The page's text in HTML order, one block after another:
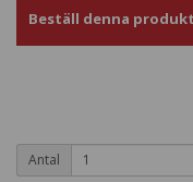
Beställ denna produkt
Antal